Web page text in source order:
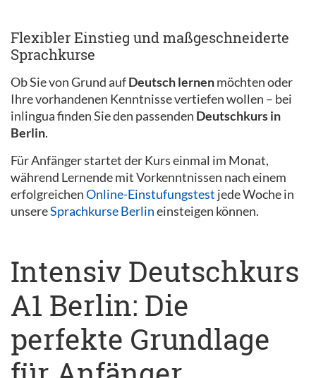
Flexibler Einstieg und maßgeschneiderte
Sprachkurse
Ob Sie von Grund aufDeutsch lernenmöchten oder
Ihre vorhandenen Kenntnisse vertiefen wollen – bei
inlingua finden Sie den passenden Deutschkurs in
Berlin.
Für Anfänger startet der Kurs einmal im Monat,
während Lernende mit Vorkenntnissen nach einem
erfolgreichenOnline-Einstufungstest jede Woche in
unsereSprachkurse Berlineinsteigen können.
Intensiv Deutschkurs
A1 Berlin: Die
perfekte Grundlage